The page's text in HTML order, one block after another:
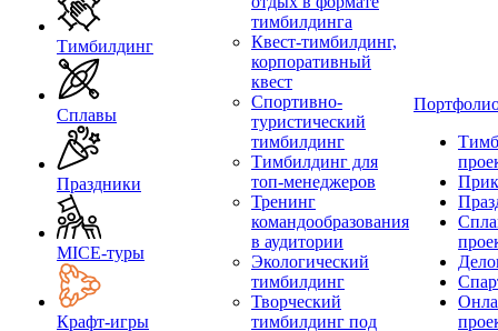
Тимбилдинг
Сплавы
Праздники
MICE‑туры
Крафт-игры
тимбилдинга
Квест-тимбилдинг,
корпоративный
квест
Спортивно-
туристический
тимбилдинг
Тимбилдинг для
топ-менеджеров
Тренинг
командообразования
в аудитории
Экологический
тимбилдинг
Творческий
тимбилдинг под